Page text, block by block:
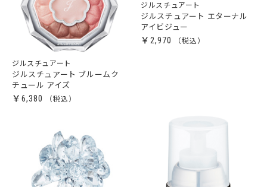
ジルスチュアート
ジルスチュアート ブルームク
チュール アイズ
￥6,380
ジルスチュアート
ジルスチュアート エターナル
アイビジュー
￥2,970